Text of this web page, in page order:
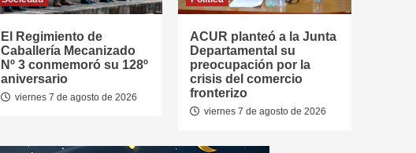
El Regimiento de
Caballería Mecanizado
Nº 3 conmemoró su 128º
aniversario
viernes 7 de agosto de 2026
ACUR planteó a la Junta
Departamental su
preocupación por la
crisis del comercio
fronterizo
viernes 7 de agosto de 2026